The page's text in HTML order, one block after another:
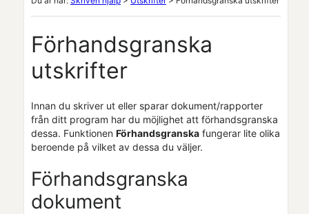
Förhandsgranska
utskrifter
Innan du skriver ut eller sparar dokument/rapporter
från ditt program har du möjlighet att förhandsgranska
dessa. Funktionen Förhandsgranska fungerar lite olika
beroende på vilket av dessa du väljer.
Förhandsgranska
dokument